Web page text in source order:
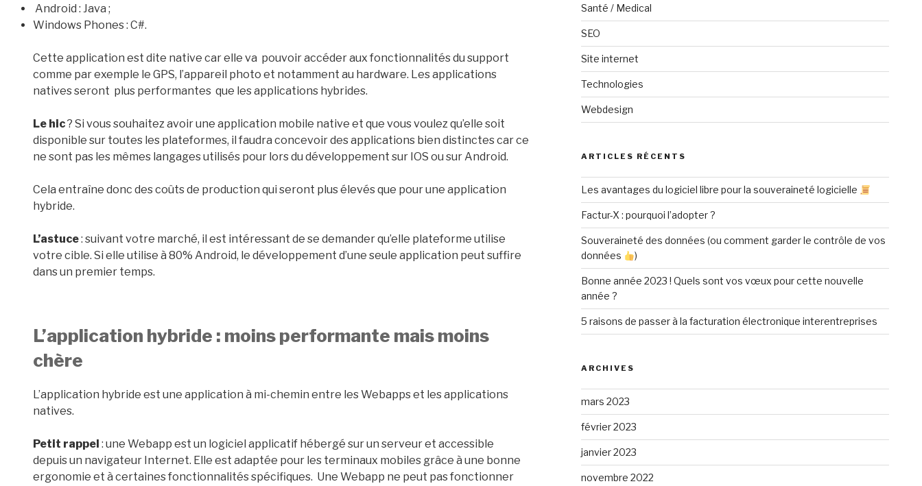
Android : Java ;
Windows Phones : C#.
Cette application est dite native car elle va pouvoir accéder aux fonctionnalités du support
comme par exemple le GPS, l’appareil photo et notamment au hardware. Les applications
natives seront plus performantes que les applications hybrides.
Le hic? Si vous souhaitez avoir une application mobile native et que vous voulez qu’elle soit
disponible sur toutes les plateformes, il faudra concevoir des applications bien distinctes car ce
ne sont pas les mêmes langages utilisés pour lors du développement sur IOS ou sur Android.
Cela entraîne donc des coûts de production qui seront plus élevés que pour une application
hybride.
L’astuce: suivant votre marché, il est intéressant de se demander qu’elle plateforme utilise
votre cible. Si elle utilise à 80% Android, le développement d’une seule application peut suffire
dans un premier temps.
L’application hybride : moins performante mais moins
chère
L’application hybride est une application à mi-chemin entre les Webapps et les applications
natives.
Petit rappel : une Webapp est un logiciel applicatif hébergé sur un serveur et accessible
depuis un navigateur Internet. Elle est adaptée pour les terminaux mobiles grâce à une bonne
ergonomie et à certaines fonctionnalités spécifiques. Une Webapp ne peut pas fonctionner
Santé / Medical
SEO
Site internet
Technologies
Webdesign
ARTICLES RÉCENTS
Les avantages du logiciel libre pour la souveraineté logicielle
Factur-X : pourquoi l’adopter ?
Souveraineté des données (ou comment garder le contrôle de vos
données
)
Bonne année 2023 ! Quels sont vos vœux pour cette nouvelle
année ?
5 raisons de passer à la facturation électronique interentreprises
ARCHIVES
mars 2023
février 2023
janvier 2023
novembre 2022